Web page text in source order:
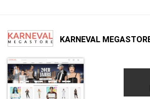
KARNEVAL